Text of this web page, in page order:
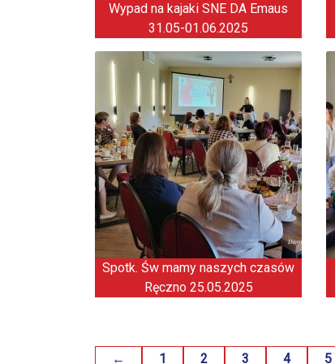
Wypad na kajaki SNE DA Emaus
31.05-01.06.2025
Spotk. Św mamy naszych czasów
Ręczno 25.05.2025
← 1 2 3 4 5